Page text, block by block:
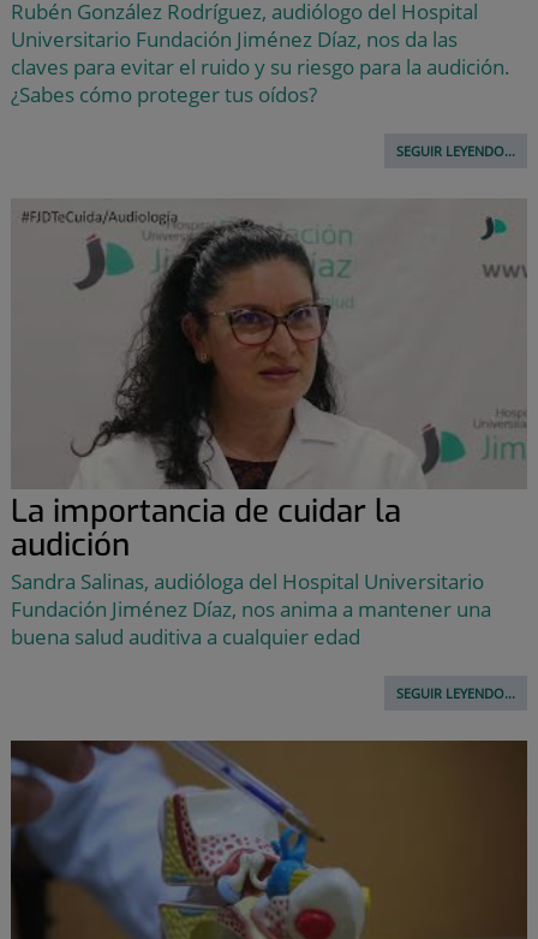
Rubén González Rodríguez, audiólogo del Hospital
Universitario Fundación Jiménez Díaz, nos da las
claves para evitar el ruido y su riesgo para la audición.
¿Sabes cómo proteger tus oídos?
SEGUIR LEYENDO...
La importancia de cuidar la
audición
Sandra Salinas, audióloga del Hospital Universitario
Fundación Jiménez Díaz, nos anima a mantener una
buena salud auditiva a cualquier edad
SEGUIR LEYENDO...